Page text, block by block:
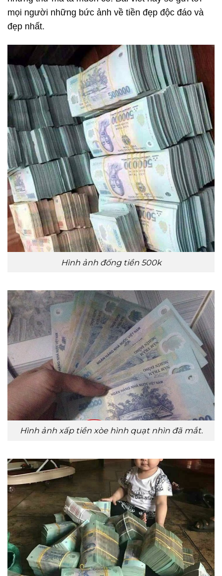
mọi người những bức ảnh về tiền đẹp độc đáo và
đẹp nhất.
Hình ảnh đống tiền 500k
Hình ảnh xấp tiền xòe hình quạt nhìn đã mắt.